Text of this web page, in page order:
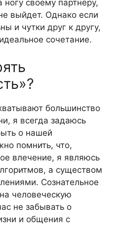
ногу своему партнёру,
выйдет. Однако если
и чутки друг к другу,
сочетание.
большинство
я всегда задаюсь
о нашей
помнить, что,
влечение, я являюсь
а существом
Сознательное
человеческую
не забывать о
и общения с